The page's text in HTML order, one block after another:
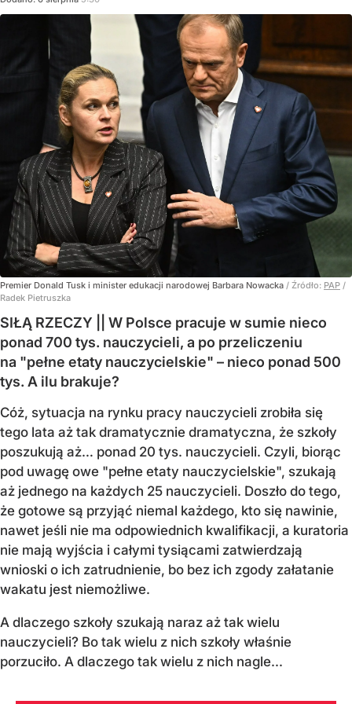
Premier Donald Tusk i minister edukacji narodowej Barbara Nowacka / Źródło: PAP /
Radek Pietruszka
SIŁĄ RZECZY || W Polsce pracuje w sumie nieco
ponad 700 tys. nauczycieli, a po przeliczeniu
na "pełne etaty nauczycielskie" – nieco ponad 500
tys. A ilu brakuje?
Cóż, sytuacja na rynku pracy nauczycieli zrobiła się
tego lata aż tak dramatycznie dramatyczna, że szkoły
poszukują aż… ponad 20 tys. nauczycieli. Czyli, biorąc
pod uwagę owe "pełne etaty nauczycielskie", szukają
aż jednego na każdych 25 nauczycieli. Doszło do tego,
że gotowe są przyjąć niemal każdego, kto się nawinie,
nawet jeśli nie ma odpowiednich kwalifikacji, a kuratoria
nie mają wyjścia i całymi tysiącami zatwierdzają
wnioski o ich zatrudnienie, bo bez ich zgody załatanie
wakatu jest niemożliwe.
A dlaczego szkoły szukają naraz aż tak wielu
nauczycieli? Bo tak wielu z nich szkoły właśnie
porzuciło. A dlaczego tak wielu z nich nagle...